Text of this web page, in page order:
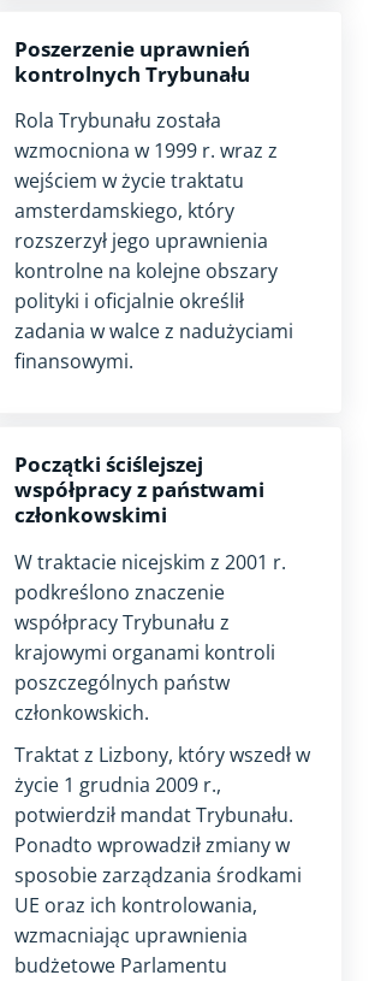
Poszerzenie uprawnień
kontrolnych Trybunału
Rola Trybunału została
wzmocniona w 1999 r. wraz z
wejściem w życie traktatu
amsterdamskiego, który
rozszerzył jego uprawnienia
kontrolne na kolejne obszary
polityki i oficjalnie określił
zadania w walce z nadużyciami
finansowymi.
Początki ściślejszej
współpracy z państwami
członkowskimi
W traktacie nicejskim z 2001 r.
podkreślono znaczenie
współpracy Trybunału z
krajowymi organami kontroli
poszczególnych państw
członkowskich.
Traktat z Lizbony, który wszedł w
życie 1 grudnia 2009 r.,
potwierdził mandat Trybunału.
Ponadto wprowadził zmiany w
sposobie zarządzania środkami
UE oraz ich kontrolowania,
wzmacniając uprawnienia
budżetowe Parlamentu